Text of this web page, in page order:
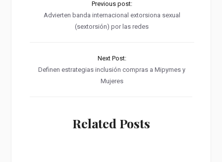
Previous post:
Advierten banda internacional extorsiona sexual
(sextorsión) por las redes
Next Post:
Definen estrategias inclusión compras a Mipymes y
Mujeres
Related Posts